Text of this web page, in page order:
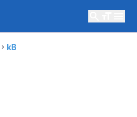
chevron_right kB